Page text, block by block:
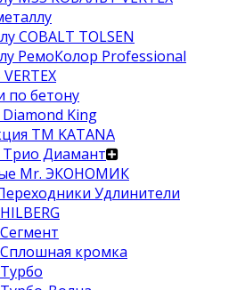
COBALT TOLSEN
РемоКолор Professional
по бетону
King
ТМ KATANA
Трио Диамант
Mr. ЭКОНОМИК
Удлинители
кромка